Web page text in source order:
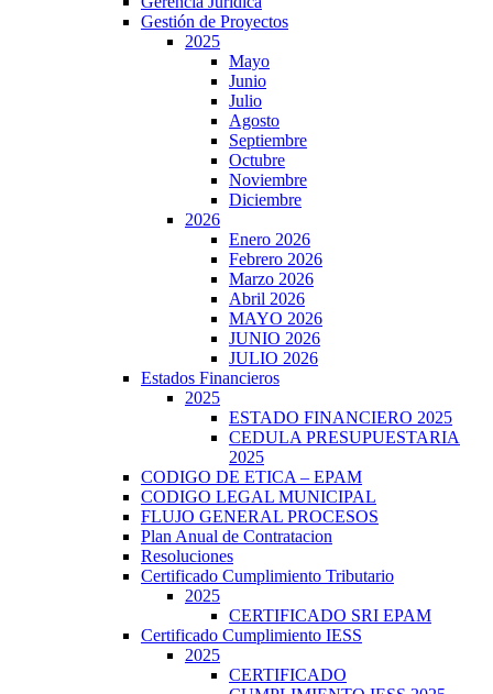
Gestión de Proyectos
2025
Mayo
Junio
Julio
Agosto
Septiembre
Octubre
Noviembre
Diciembre
2026
Enero 2026
Febrero 2026
Marzo 2026
Abril 2026
MAYO 2026
JUNIO 2026
JULIO 2026
Estados Financieros
2025
ESTADO FINANCIERO 2025
CEDULA PRESUPUESTARIA
2025
CODIGO DE ETICA – EPAM
CODIGO LEGAL MUNICIPAL
FLUJO GENERAL PROCESOS
Plan Anual de Contratacion
Resoluciones
Certificado Cumplimiento Tributario
2025
CERTIFICADO SRI EPAM
Certificado Cumplimiento IESS
2025
CERTIFICADO